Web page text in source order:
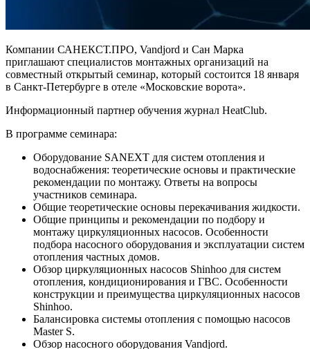
Компании САНЕКСТ.ПРО, Vandjord и Сан Марка
приглашают специалистов монтажных организаций на
совместный открытый семинар, который состоится 18 января
в Санкт-Петербурге в отеле «Московские ворота».
Информационный партнер обучения журнал HeatClub.
В программе семинара:
Оборудование SANEXT для систем отопления и
водоснабжения: теоретические основы и практические
рекомендации по монтажу. Ответы на вопросы
участников семинара.
Общие теоретические основы перекачивания жидкости.
Общие принципы и рекомендации по подбору и
монтажу циркуляционных насосов. Особенности
подбора насосного оборудования и эксплуатации систем
отопления частных домов.
Обзор циркуляционных насосов Shinhoo для систем
отопления, кондиционирования и ГВС. Особенности
конструкции и преимущества циркуляционных насосов
Shinhoo.
Балансировка системы отопления с помощью насосов
Master S.
Обзор насосного оборудования Vandjord.